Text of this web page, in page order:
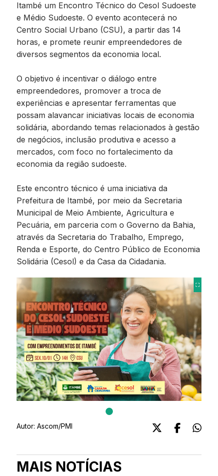
Itambé um Encontro Técnico do Cesol Sudoeste
e Médio Sudoeste. O evento acontecerá no
Centro Social Urbano (CSU), a partir das 14
horas, e promete reunir empreendedores de
diversos segmentos da economia local.
O objetivo é incentivar o diálogo entre
empreendedores, promover a troca de
experiências e apresentar ferramentas que
possam alavancar iniciativas locais de economia
solidária, abordando temas relacionados à gestão
de negócios, inclusão produtiva e acesso a
mercados, com foco no fortalecimento da
economia da região sudoeste.
Este encontro técnico é uma iniciativa da
Prefeitura de Itambé, por meio da Secretaria
Municipal de Meio Ambiente, Agricultura e
Pecuária, em parceria com o Governo da Bahia,
através da Secretaria do Trabalho, Emprego,
Renda e Esporte, do Centro Público de Economia
Solidária (Cesol) e da Casa da Cidadania.
Autor: Ascom/PMI
MAIS NOTÍCIAS